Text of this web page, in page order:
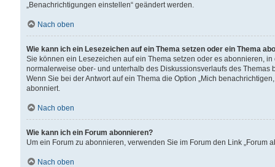
„Benachrichtigungen einstellen“ geändert werden.
Nach oben
Wie kann ich ein Lesezeichen auf ein Thema setzen oder ein Thema
Sie können ein Lesezeichen auf ein Thema setzen oder es abonnieren,
normalerweise ober- und unterhalb des Diskussionsverlaufs des Themas
Wenn Sie bei der Antwort auf ein Thema die Option „Mich
abonniert.
Nach oben
Wie kann ich ein Forum abonnieren?
Um ein Forum zu abonnieren, verwenden Sie im Forum den Link „Forum
Nach oben